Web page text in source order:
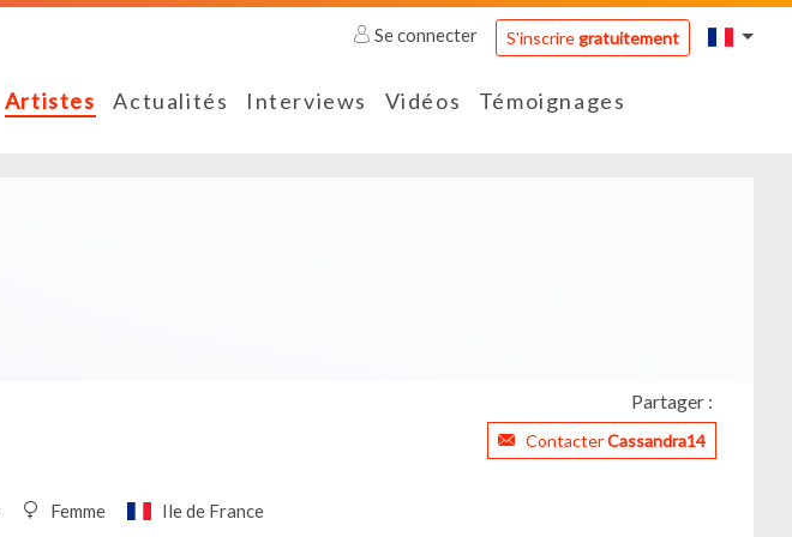
Se connecter S'inscriregratuitement
Artistes Actualités Interviews Vidéos Témoignages
Partager :
ContacterCassandra14
Femme Ile de France